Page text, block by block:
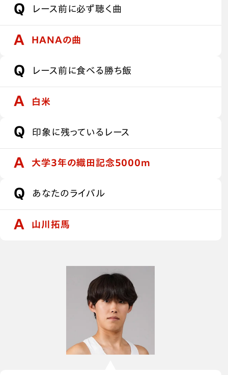
レース前に必ず聴く曲
HANAの曲
レース前に食べる勝ち飯
白米
印象に残っているレース
大学3年の織田記念5000m
あなたのライバル
山川拓馬